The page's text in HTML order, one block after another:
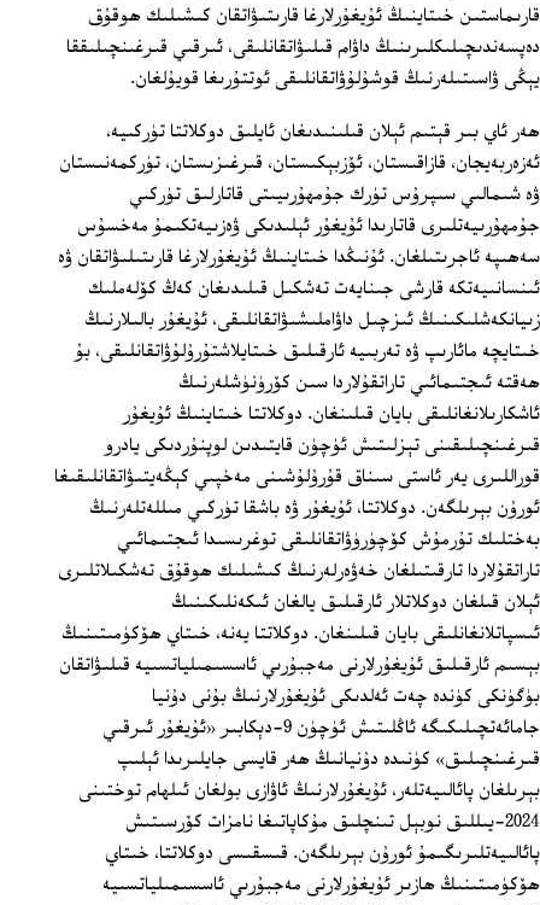
قارىماستىن خىتاينىڭ ئۇيغۇرلارغا قارىتىۋاتقان كىشىلىك ھوقۇق
دەپسەندىچىلىكلىرىنىڭ داۋام قىلىۋاتقانلىقى، ئىرقىي قىرغىنچىلىققا
يېڭى ۋاسىتىلەرنىڭ قوشۇلۇۋاتقانلىقى ئوتتۇرىغا قويۇلغان.
ھەر ئاي بىر قېتىم ئېلان قىلىنىدىغان ئايلىق دوكلاتتا تۈركىيە،
ئەزەربەيجان، قازاقىستان، ئۆزبېكىستان، قىرغىزىستان، تۈركمەنىستان
ۋە شىمالىي سىپرۇس تۈرك جۇمھۇرىيىتى قاتارلىق تۈركىي
جۇمھۇرىيەتلىرى قاتارىدا ئۇيغۇر ئېلىدىكى ۋەزىيەتكىمۇ مەخسۇس
سەھىپە ئاجرىتىلغان. ئۇنىڭدا خىتاينىڭ ئۇيغۇرلارغا قارىتىلىۋاتقان ۋە
ئىنسانىيەتكە قارشى جىنايەت تەشكىل قىلىدىغان كەڭ كۆلەملىك
زىيانكەشلىكىنىڭ ئىزچىل داۋاملىشىۋاتقانلىقى، ئۇيغۇر بالىلارنىڭ
خىتايچە مائارىپ ۋە تەربىيە ئارقىلىق خىتايلاشتۇرۇلۇۋاتقانلىقى، بۇ
ھەقتە ئىجتىمائىي تاراتقۇلاردا سىن كۆرۈنۈشلەرنىڭ
ئاشكارىلانغانلىقى بايان قىلىنغان. دوكلاتتا خىتاينىڭ ئۇيغۇر
قىرغىنچىلىقىنى تېزلىتىش ئۈچۈن قايتىدىن لوپنۇردىكى يادرو
قوراللىرى يەر ئاستى سىناق قۇرۇلۇشىنى مەخپىي كېڭەيتىۋاتقانلىقىغا
ئورۇن بېرىلگەن. دوكلاتتا، ئۇيغۇر ۋە باشقا تۈركىي مىللەتلەرنىڭ
بەختلىك تۇرمۇش كۆچۈرۈۋاتقانلىقى توغرىسىدا ئىجتىمائىي
تاراتقۇلاردا تارقىتىلغان خەۋەرلەرنىڭ كىشىلىك ھوقۇق تەشكىلاتلىرى
ئېلان قىلغان دوكلاتلار ئارقىلىق يالغان ئىكەنلىكىنىڭ
ئىسپاتلانغانلىقى بايان قىلىنغان. دوكلاتتا يەنە، خىتاي ھۆكۈمىتىنىڭ
بېسىم ئارقىلىق ئۇيغۇرلارنى مەجبۇرىي ئاسسىمىلياتسىيە قىلىۋاتقان
بۈگۈنكى كۈندە چەت ئەلدىكى ئۇيغۇرلارنىڭ بۇنى دۇنيا
جامائەتچىلىكىگە ئاڭلىتىش ئۈچۈن 9-دېكابىر «ئۇيغۇر ئىرقىي
قىرغىنچىلىق» كۈنىدە دۇنيانىڭ ھەر قايسى جايلىرىدا ئېلىپ
بېرىلغان پائالىيەتلەر، ئۇيغۇرلارنىڭ ئاۋازى بولغان ئىلھام توختىنى
2024-يىللىق نوبېل تىنچلىق مۇكاپاتىغا نامزات كۆرسىتىش
پائالىيەتلىرىگىمۇ ئورۇن بېرىلگەن. قىسقىسى دوكلاتتا، خىتاي
ھۆكۈمىتىنىڭ ھازىر ئۇيغۇرلارنى مەجبۇرىي ئاسسىمىلياتسىيە